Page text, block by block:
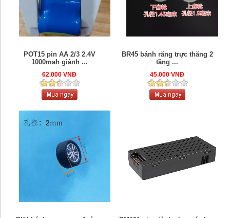
POT15 pin AA 2/3 2.4V
1000mah giành ...
62.000 VNĐ
BR45 bánh răng trực thăng 2
tầng ...
45.000 VNĐ